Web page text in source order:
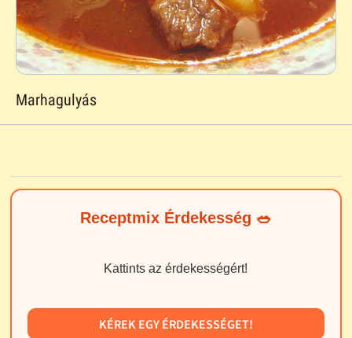
Marhagulyás
Receptmix Érdekesség 🥗
Kattints az érdekességért!
KÉREK EGY ÉRDEKESSÉGET!